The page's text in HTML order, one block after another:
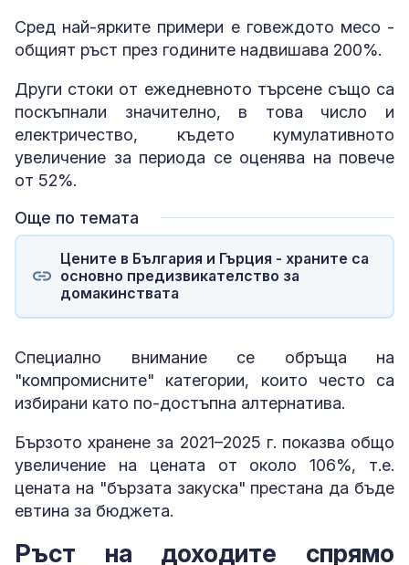
Сред най-ярките примери е говеждото месо -
общият ръст през годините надвишава 200%.
Други стоки от ежедневното търсене също са
поскъпнали значително, в това число и
електричество, където кумулативното
увеличение за периода се оценява на повече
от 52%.
Още по темата
Цените в България и Гърция - храните са
основно предизвикателство за
домакинствата
Специално внимание се обръща на
"компромисните" категории, които често са
избирани като по-достъпна алтернатива.
Бързото хранене за 2021–2025 г. показва общо
увеличение на цената от около 106%, т.е.
цената на "бързата закуска" престана да бъде
евтина за бюджета.
Ръст на доходите спрямо